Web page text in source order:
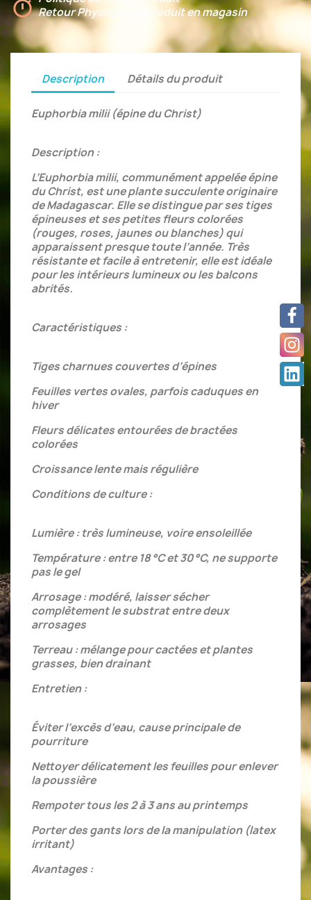
Retour Physique du produit en magasin
Description Détails du produit
Euphorbia milii (épine du Christ)
Description :
L’Euphorbia milii, communément appelée épine
du Christ, est une plante succulente originaire
de Madagascar. Elle se distingue par ses tiges
épineuses et ses petites fleurs colorées
(rouges, roses, jaunes ou blanches) qui
apparaissent presque toute l’année. Très
résistante et facile à entretenir, elle est idéale
pour les intérieurs lumineux ou les balcons
abrités.
Caractéristiques :
Tiges charnues couvertes d’épines
Feuilles vertes ovales, parfois caduques en
hiver
Fleurs délicates entourées de bractées
colorées
Croissance lente mais régulière
Conditions de culture :
Lumière : très lumineuse, voire ensoleillée
Température : entre 18 °C et 30 °C, ne supporte
pas le gel
Arrosage : modéré, laisser sécher
complètement le substrat entre deux
arrosages
Terreau : mélange pour cactées et plantes
grasses, bien drainant
Entretien :
Éviter l’excès d’eau, cause principale de
pourriture
Nettoyer délicatement les feuilles pour enlever
la poussière
Rempoter tous les 2 à 3 ans au printemps
Porter des gants lors de la manipulation (latex
irritant)
Avantages :